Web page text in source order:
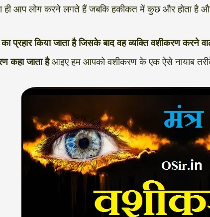
ही आप लोग करने लगते हैं जबकि हकीकत में कुछ और होता है
प्रहार किया जाता है जिसके बाद वह व्यक्ति वशीकरण करने
कहा जाता हैआइए हम आपको वशीकरण के एक ऐसे नायाब